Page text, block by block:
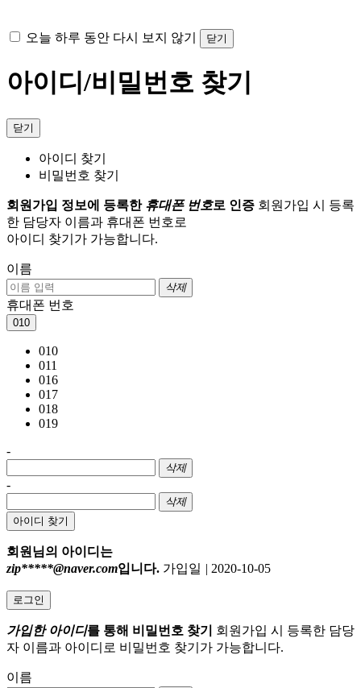
오늘 하루 동안 다시 보지 않기 닫기
아이디/비밀번호 찾기
닫기
아이디 찾기
비밀번호 찾기
회원가입 정보에 등록한 휴대폰 번호로 인증 회원가입 시 등록
한 담당자 이름과 휴대폰 번호로
아이디 찾기가 가능합니다.
이름
삭제
휴대폰 번호
010
010
011
016
017
018
019
-
삭제
-
삭제
아이디 찾기
회원님의 아이디는
zip*****@naver.com입니다. 가입일 | 2020-10-05
로그인
가입한 아이디를 통해 비밀번호 찾기
회원가입 시 등록한 담당
자 이름과 아이디로 비밀번호 찾기가 가능합니다.
이름